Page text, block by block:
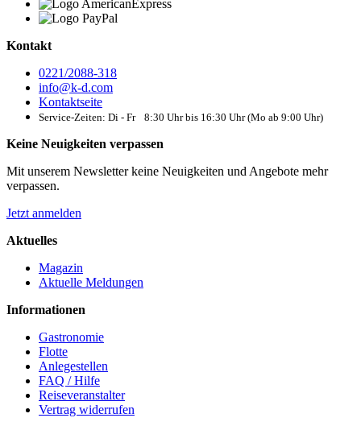
Kontakt
0221/2088-318
info@k-d.com
Kontaktseite
Service-Zeiten: Di - Fr 8:30 Uhr bis 16:30 Uhr (Mo ab 9:00 Uhr)
Keine Neuigkeiten verpassen
Mit unserem Newsletter keine Neuigkeiten und Angebote mehr
verpassen.
Jetzt anmelden
Aktuelles
Magazin
Aktuelle Meldungen
Informationen
Gastronomie
Flotte
Anlegestellen
FAQ / Hilfe
Reiseveranstalter
Vertrag widerrufen